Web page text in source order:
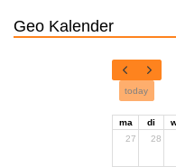
Geo Kalender
today
ma di
27
28